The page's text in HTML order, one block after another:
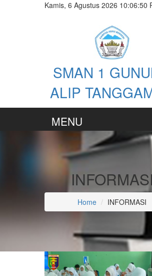
Kamis, 6 Agustus 2026 10:06:50
SMAN 1
ALIP
Home INFORMASI